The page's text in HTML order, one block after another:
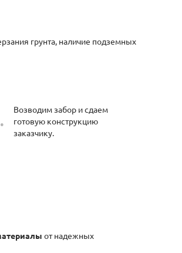
грунта, наличие подземных
Возводим забор и сдаем
готовую конструкцию
заказчику.
от надежных